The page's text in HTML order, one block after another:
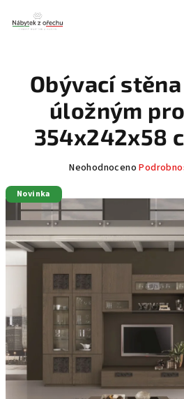
obsah
Obývací
úložným
354x242x58
Průměrné
produktu
je
0,0
z
5
hvězdiček.
Neohodnoceno
Novinka